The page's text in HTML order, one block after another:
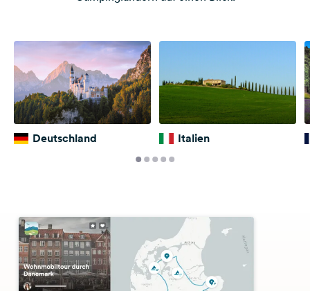
Deutschland Italien